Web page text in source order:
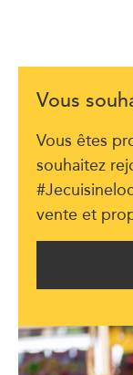
Vous
Vous êtes
souhaitez
vente et